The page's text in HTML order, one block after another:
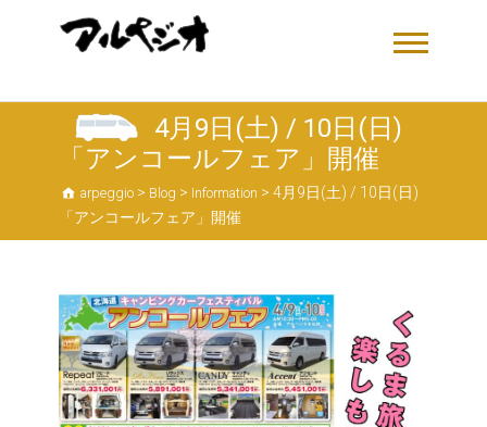
4月9日(土) / 10日(日)
「アンコールフェア」開催
arpeggio > Blog > Information > 4月9日(土) / 10日(日)
「アンコールフェア」開催